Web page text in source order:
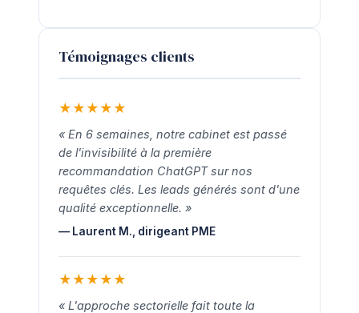
Témoignages clients
★ ★ ★ ★ ★
« En 6 semaines, notre cabinet est passé
de l'invisibilité à la première
recommandation ChatGPT sur nos
requêtes clés. Les leads générés sont d'une
qualité exceptionnelle. »
— Laurent M., dirigeant PME
★ ★ ★ ★ ★
« L'approche sectorielle fait toute la